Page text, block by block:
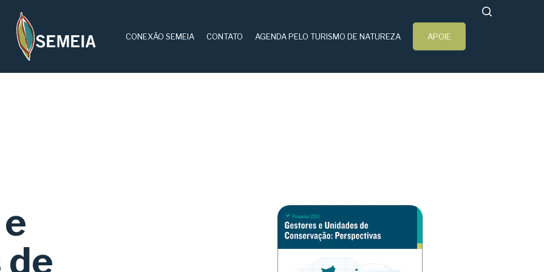
CONEXÃO SEMEIA CONTATO AGENDA PELO TURISMO DE NATUREZA APOIE
de